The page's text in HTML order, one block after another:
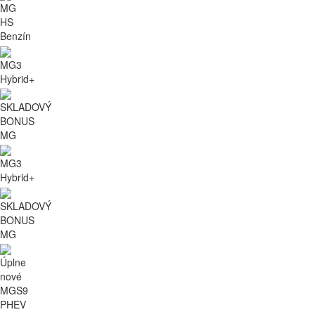
MG
HS
Benzín
MG3
Hybrid+
SKLADOVÝ
BONUS
MG
MG3
Hybrid+
SKLADOVÝ
BONUS
MG
Úplne
nové
MGS9
PHEV